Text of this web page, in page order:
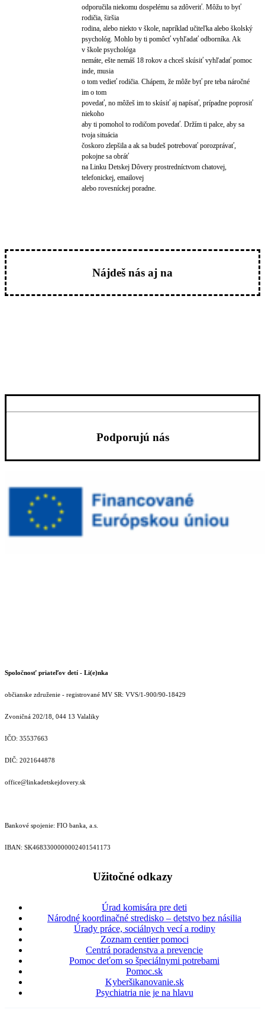
odporučila niekomu dospelému sa zdôveriť. Môžu to byť
rodičia, širšia
rodina, alebo niekto v škole, napríklad učiteľka alebo školský
psychológ. Mohlo by ti pomôcť vyhľadať odborníka. Ak
v škole psychológa
nemáte, ešte nemáš 18 rokov a chceš skúsiť vyhľadať pomoc
inde, musia
o tom vedieť rodičia. Chápem, že môže byť pre teba náročné
im o tom
povedať, no môžeš im to skúsiť aj napísať, prípadne poprosiť
niekoho
aby ti pomohol to rodičom povedať. Držím ti palce, aby sa
tvoja situácia
čoskoro zlepšila a ak sa budeš potrebovať porozprávať,
pokojne sa obráť
na Linku Detskej Dôvery prostredníctvom chatovej,
telefonickej, emailovej
alebo rovesníckej poradne.
Nájdeš nás aj na
Podporujú nás
Spoločnosť priateľov detí - Li(e)nka
občianske združenie - registrované MV SR: VVS/1-900/90-18429
Zvoničná 202/18, 044 13 Valaliky
IČO: 35537663
DIČ: 2021644878
office@linkadetskejdovery.sk
Bankové spojenie: FIO banka, a.s.
IBAN: SK46833000000­02401541173
Užitočné odkazy
Úrad komisára pre deti
Národné koordinačné stredisko – detstvo bez násilia
Úrady práce, sociálnych vecí a rodiny
Zoznam centier pomoci
Centrá poradenstva a prevencie
Pomoc deťom so špeciálnymi potrebami
Pomoc.sk
Kyberšikanovanie.sk
Psychiatria nie je na hlavu